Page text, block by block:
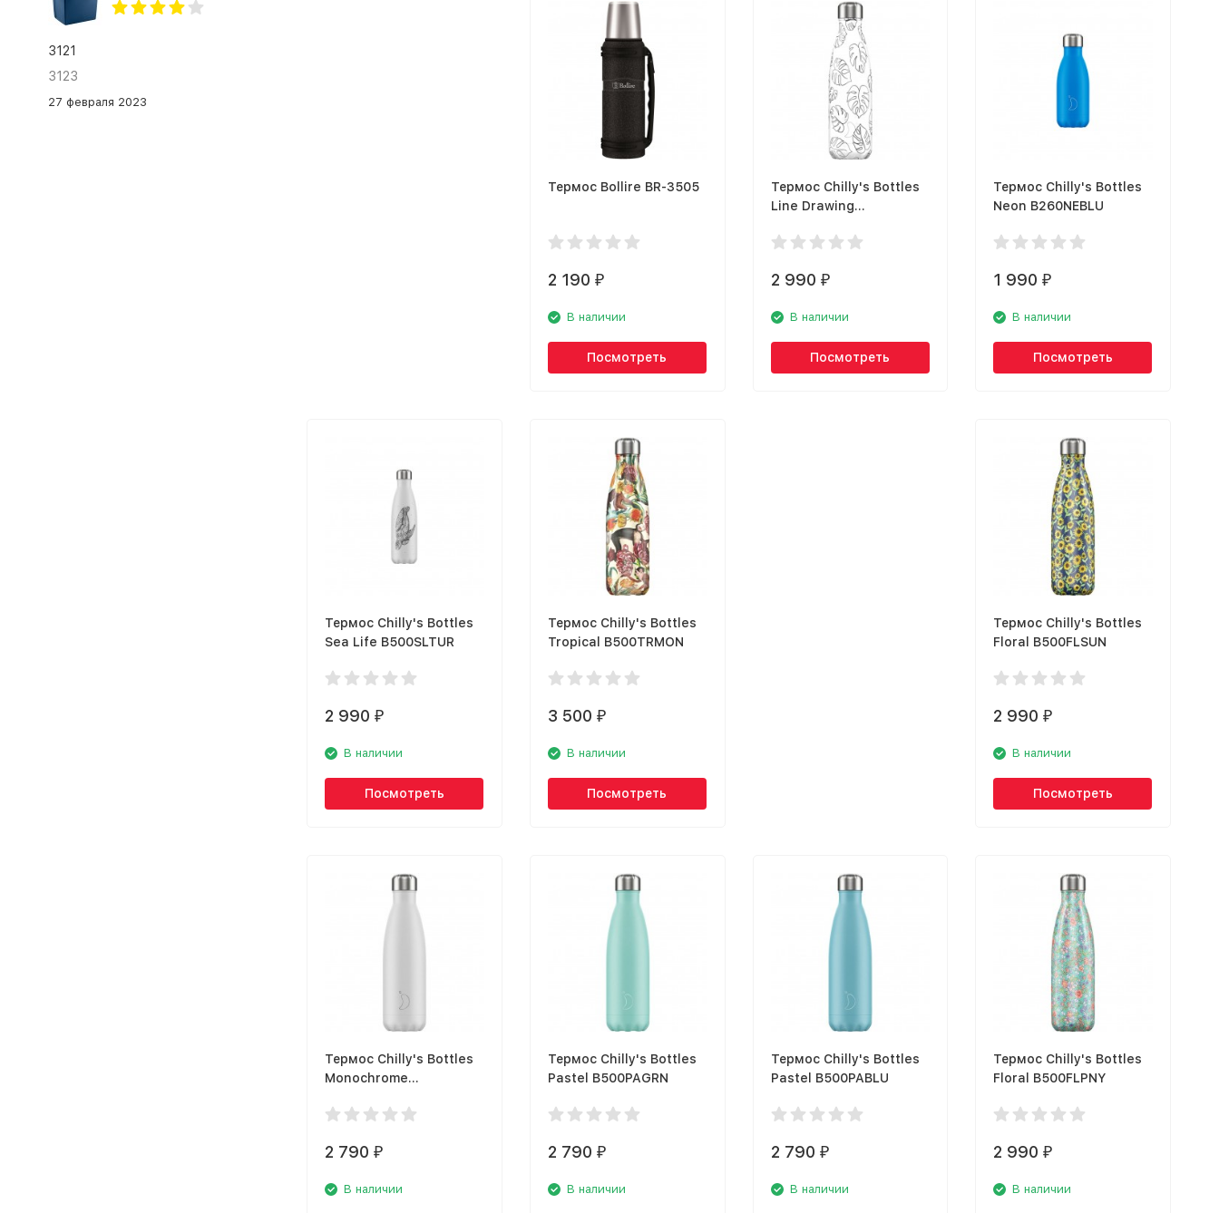
Термос Bollire BR-3505
2 190 ₽
В наличии
Посмотреть
Термос Chilly's Bottles
Line Drawing
2 990 ₽
В наличии
Посмотреть
Термос Chilly's Bottles
Neon B260NEBLU
1 990₽
В наличии
Посмотреть
Термос Chilly's Bottles
Sea Life B500SLTUR
2 990 ₽
В наличии
Посмотреть
Термос Chilly's Bottles
Tropical B500TRMON
3 500 ₽
В наличии
Посмотреть
Термос Chilly's Bottles
Floral B500FLSUN
2 990₽
В наличии
Посмотреть
Термос Chilly's Bottles
Monochrome
2 790 ₽
В наличии
Термос Chilly's Bottles
Pastel B500PAGRN
2 790 ₽
В наличии
Термос Chilly's Bottles
Pastel B500PABLU
2 790 ₽
В наличии
Термос Chilly's Bottles
Floral B500FLPNY
2 990₽
В наличии
3121
3123
27 февраля 2023